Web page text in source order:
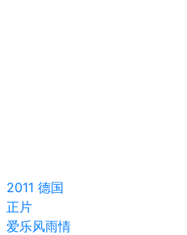
2011 德国
正片
爱乐风雨情